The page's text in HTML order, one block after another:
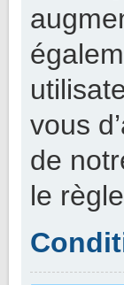
vous
de
le